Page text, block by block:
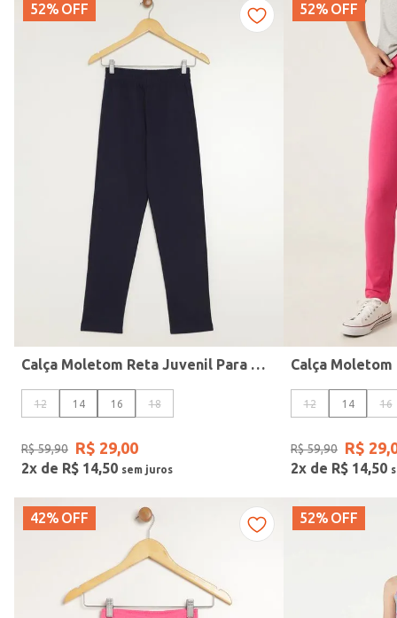
52% OFF
Calça Moletom Reta Juvenil Para Menina - MARINHO
12 14 16 18
R$59,90 R$ 29,00
2x de R$ 14,50
52% OFF
12 14 16
R$59,90 R$ 29,
2x de R$ 14,50
42% OFF 52% OFF